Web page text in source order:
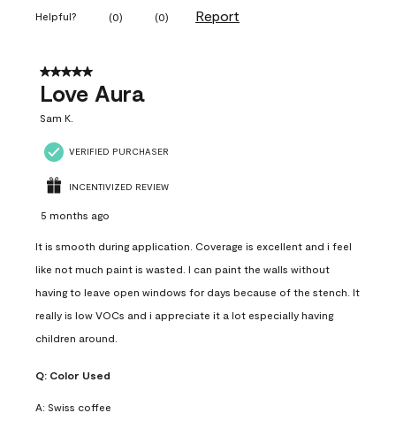
Helpful? (0) (0) Report
5 out of 5 stars.
Love Aura
Sam K.
VERIFIED PURCHASER
INCENTIVIZED REVIEW
5 months ago
It is smooth during application. Coverage is excellent and i feel
like not much paint is wasted. I can paint the walls without
having to leave open windows for days because of the stench. It
really is low VOCs and i appreciate it a lot especially having
children around.
Q: Color Used
A: Swiss coffee